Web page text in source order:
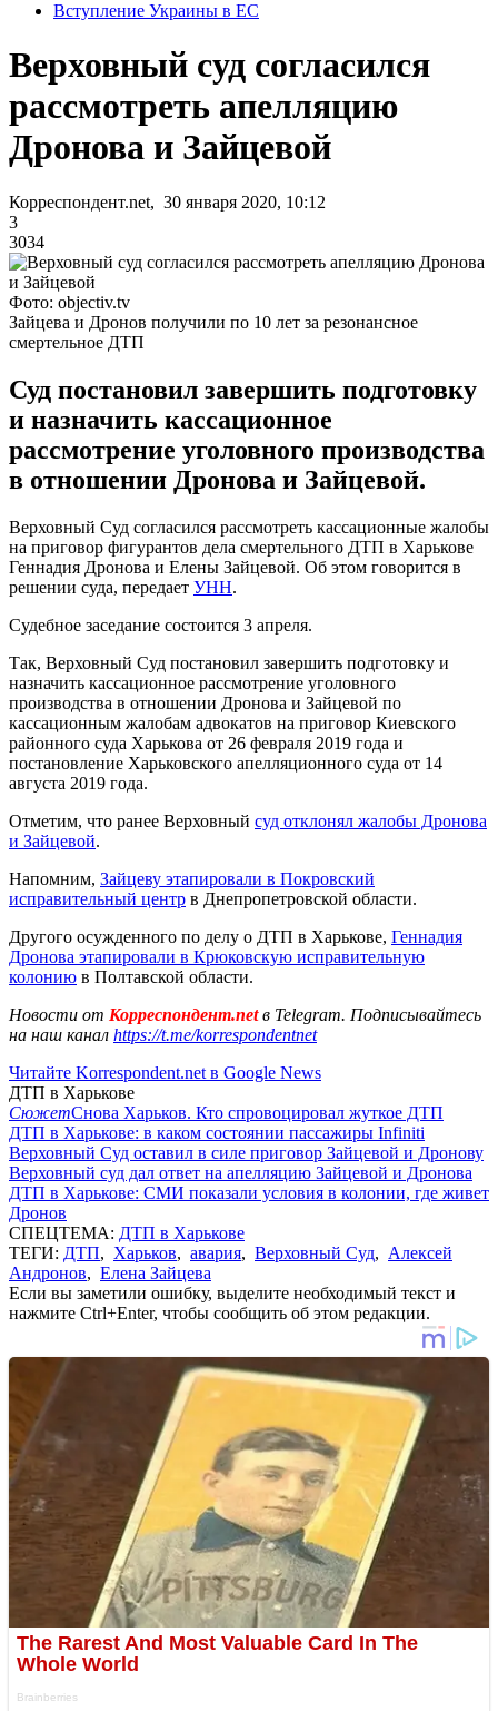
Вступление Украины в ЕС
Верховный суд согласился
рассмотреть апелляцию
Дронова и Зайцевой
Корреспондент.net, 30 января 2020, 10:12
3
3034
Фото: objectiv.tv
Зайцева и Дронов получили по 10 лет за резонансное
смертельное ДТП
Суд постановил завершить подготовку
и назначить кассационное
рассмотрение уголовного производства
в отношении Дронова и Зайцевой.
Верховный Суд согласился рассмотреть кассационные жалобы
на приговор фигурантов дела смертельного ДТП в Харькове
Геннадия Дронова и Елены Зайцевой. Об этом говорится в
решении суда, передает УНН.
Судебное заседание состоится 3 апреля.
Так, Верховный Суд постановил завершить подготовку и
назначить кассационное рассмотрение уголовного
производства в отношении Дронова и Зайцевой по
кассационным жалобам адвокатов на приговор Киевского
районного суда Харькова от 26 февраля 2019 года и
постановление Харьковского апелляционного суда от 14
августа 2019 года.
Отметим, что ранее Верховный cуд отклонял жалобы Дронова
и Зайцевой.
Напомним, Зайцеву этапировали в Покровский
исправительный центр в Днепропетровской области.
Другого осужденного по делу о ДТП в Харькове, Геннадия
Дронова этапировали в Крюковскую исправительную
колонию в Полтавской области.
Новости от Корреспондент.netв Telegram. Подписывайтесь
на наш канал https://t.me/korrespondentnet
Читайте Korrespondent.net в Google News
ДТП в Харькове
СюжетСнова Харьков. Кто спровоцировал жуткое ДТП
ДТП в Харькове: в каком состоянии пассажиры Infiniti
Верховный Суд оставил в силе приговор Зайцевой и Дронову
Верховный суд дал ответ на апелляцию Зайцевой и Дронова
ДТП в Харькове: СМИ показали условия в колонии, где живет
Дронов
СПЕЦТЕМА: ДТП в Харькове
ТЕГИ: ДТП, Харьков, авария, Верховный Суд, Алексей
Андронов, Елена Зайцева
Если вы заметили ошибку, выделите необходимый текст и
нажмите Ctrl+Enter, чтобы сообщить об этом редакции.